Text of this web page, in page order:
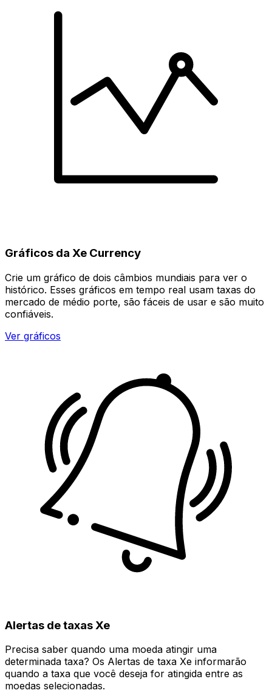
Gráficos da Xe Currency
Crie um gráfico de dois câmbios mundiais para ver o
histórico. Esses gráficos em tempo real usam taxas do
mercado de médio porte, são fáceis de usar e são muito
confiáveis.
Ver gráficos
Alertas de taxas Xe
Precisa saber quando uma moeda atingir uma
determinada taxa? Os Alertas de taxa Xe informarão
quando a taxa que você deseja for atingida entre as
moedas selecionadas.